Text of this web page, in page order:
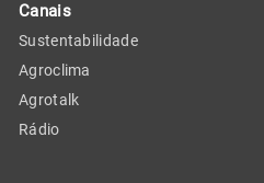
Canais
Sustentabilidade
Agroclima
Agrotalk
Rádio